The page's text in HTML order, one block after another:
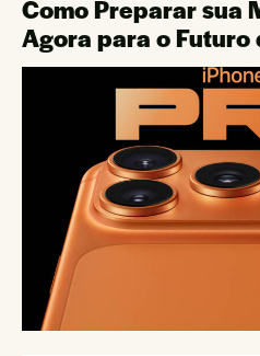
Como Preparar sua
Agora para o Futuro